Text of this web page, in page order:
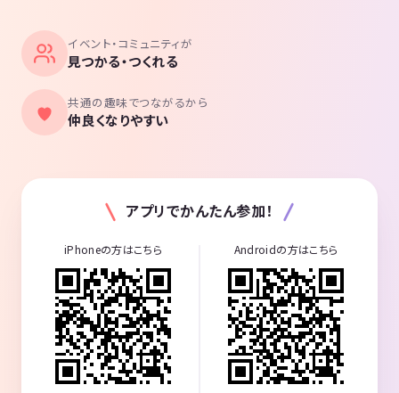
イベント・コミュニティが
見つかる・つくれる
共通の趣味でつながるから
仲良くなりやすい
アプリでかんたん参加！
iPhoneの方はこちら Androidの方はこちら